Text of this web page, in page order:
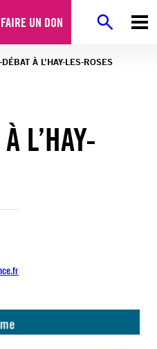
FAIRE UN DON
À L’HAY-LES-ROSES
L’HAY-